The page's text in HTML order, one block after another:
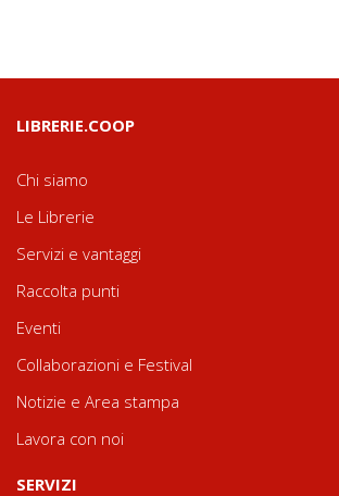
LIBRERIE.COOP
Chi siamo
Le Librerie
Servizi e vantaggi
Raccolta punti
Eventi
Collaborazioni e Festival
Notizie e Area stampa
Lavora con noi
SERVIZI